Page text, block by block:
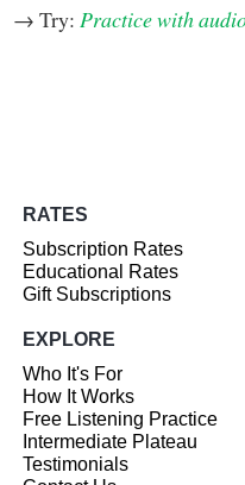
→ Try: Practice with
RATES
Subscription Rates
Educational Rates
Gift Subscriptions
EXPLORE
Who It's For
How It Works
Free Listening Practice
Intermediate Plateau
Testimonials